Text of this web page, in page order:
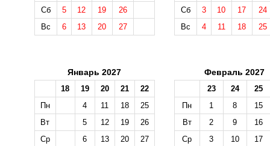
Сб
5 12 19
26
Вс
6 13 20 27
Сб
3 10 17
24
Вс
4 11 18 25
Январь 2027
18 19 20 21
22
Пн
4 11 18
25
Вт
5 12 19
26
Ср
6 13 20
27
Февраль 2027
23 24
25
Пн
1 8
15
Вт
2 9
16
Ср
3 10
17